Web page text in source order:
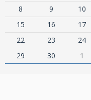
8
9 10
15
16 17
22
23 24
29
30 1